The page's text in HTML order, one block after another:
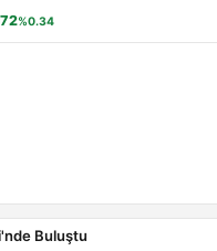
%0.34
Buluştu